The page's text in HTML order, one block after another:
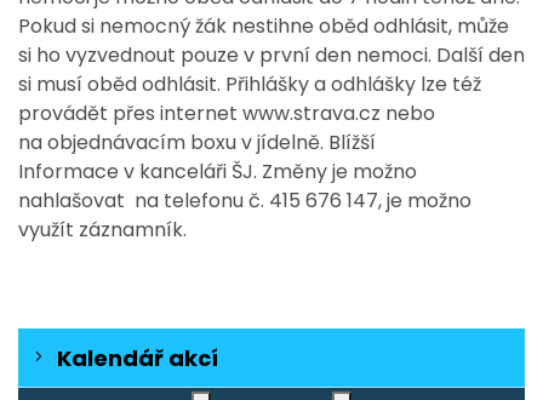
Pokud si nemocný žák nestihne oběd odhlásit, může
si ho vyzvednout pouze v první den nemoci. Další den
si musí oběd odhlásit. Přihlášky a odhlášky lze též
provádět přes internet www.strava.cz nebo
na objednávacím boxu v jídelně. Blížší
Informace v kanceláři ŠJ. Změny je možno
nahlašovat na telefonu č. 415 676 147, je možno
využít záznamník.
Kalendář akcí